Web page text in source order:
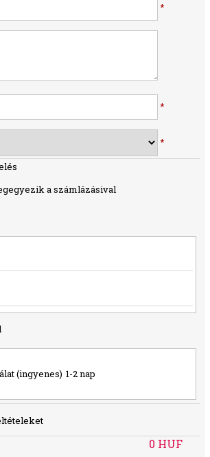
*
*
*
a számlázásival
(ingyenes) 1-2 nap
0 HUF